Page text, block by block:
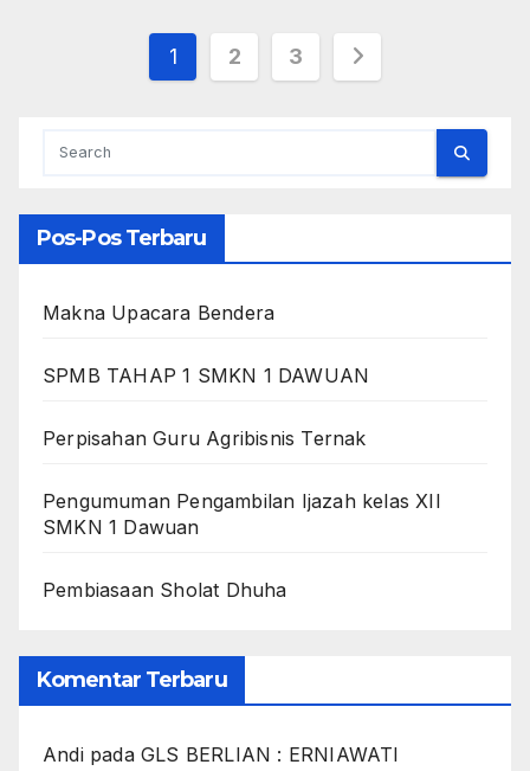
Paginasi
1 2 3
Pos-Pos Terbaru
Makna Upacara Bendera
SPMB TAHAP 1 SMKN 1 DAWUAN
Perpisahan Guru Agribisnis Ternak
Pengumuman Pengambilan Ijazah kelas XII
SMKN 1 Dawuan
Pembiasaan Sholat Dhuha
Komentar Terbaru
AndipadaGLS BERLIAN : ERNIAWATI